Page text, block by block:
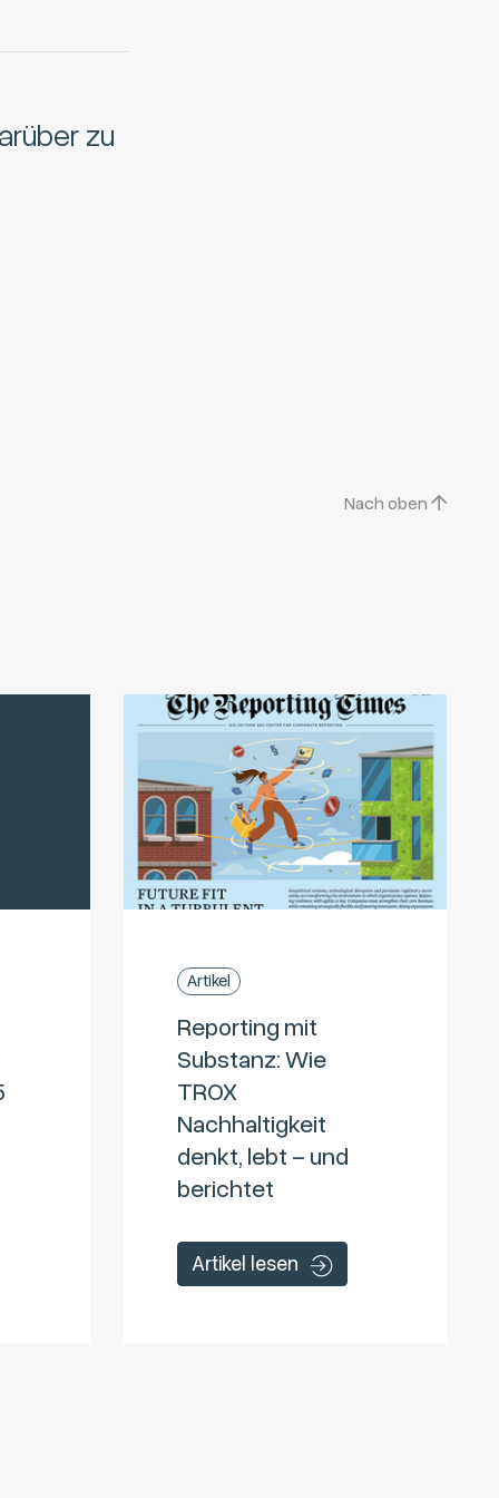
zu
Nach oben
Artikel
Reporting mit
Substanz: Wie
TROX
Nachhaltigkeit
denkt, lebt – und
berichtet
Artikel lesen